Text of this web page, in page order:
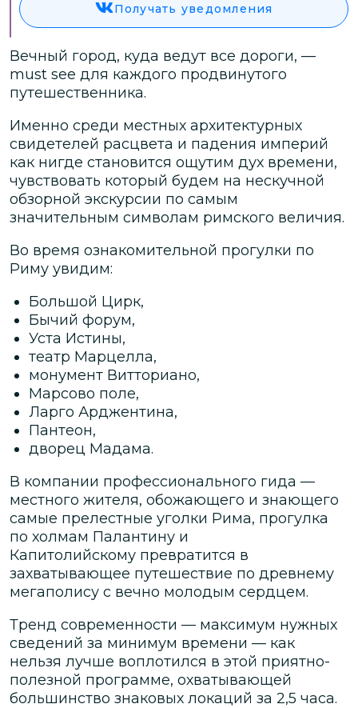
Получать уведомления
Вечный город, куда ведут все дороги, —
must see для каждого продвинутого
путешественника.
Именно среди местных архитектурных
свидетелей расцвета и падения империй
как нигде становится ощутим дух времени,
чувствовать который будем на нескучной
обзорной экскурсии по самым
значительным символам римского величия.
Во время ознакомительной прогулки по
Риму увидим:
Большой Цирк,
Бычий форум,
Уста Истины,
театр Марцелла,
монумент Витториано,
Марсово поле,
Ларго Арджентина,
Пантеон,
дворец Мадама.
В компании профессионального гида —
местного жителя, обожающего и знающего
самые прелестные уголки Рима, прогулка
по холмам Палантину и
Капитолийскому превратится в
захватывающее путешествие по древнему
мегаполису с вечно молодым сердцем.
Тренд современности — максимум нужных
сведений за минимум времени — как
нельзя лучше воплотился в этой приятно-
полезной программе, охватывающей
большинство знаковых локаций за 2,5 часа.